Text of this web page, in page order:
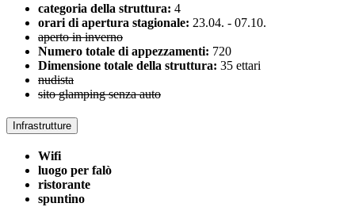
categoria della struttura: 4
orari di apertura stagionale: 23.04. - 07.10.
aperto in inverno
Numero totale di appezzamenti: 720
Dimensione totale della struttura: 35 ettari
nudista
sito glamping senza auto
Infrastrutture
Wifi
luogo per falò
ristorante
spuntino